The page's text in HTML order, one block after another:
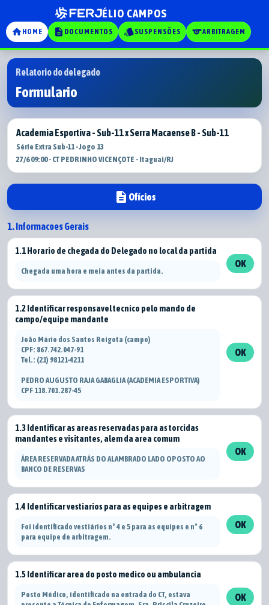
ÉLIO CAMPOS
home HOME description DOCUMENTOS styleSUSPENSÕES sportsARBITRAGEM
Relatorio do delegado
Formulario
Academia Esportiva - Sub-11 x Serra Macaense B - Sub-11
Série Extra Sub-11 - Jogo 13
27/6 09:00 - CT PEDRINHO VICENÇOTE - Itaguai/RJ
description Ofícios
1. Informacoes Gerais
1.1 Horario de chegada do Delegado no local da partida
Chegada uma hora e meia antes da partida.
OK
1.2 Identificar responsavel tecnico pelo mando de
campo/equipe mandante
João Mário dos Santos Reigota (campo)
CPF: 867.742.047-91
Tel.: (21) 98121-4211
PEDRO AUGUSTO RAJA GABAGLIA (ACADEMIA ESPORTIVA)
CPF 118.701.287-45
OK
1.3 Identificar as areas reservadas para as torcidas
mandantes e visitantes, alem da area comum
ÁREA RESERVADA ATRÁS DO ALAMBRADO LADO OPOSTO AO
BANCO DE RESERVAS
OK
1.4 Identificar vestiarios para as equipes e arbitragem
Foi identificado vestiários n° 4 e 5 para as equipes e n° 6
para equipe de arbitragem.
OK
1.5 Identificar area do posto medico ou ambulancia
Posto Médico, identificado na entrada do CT, estava
OK